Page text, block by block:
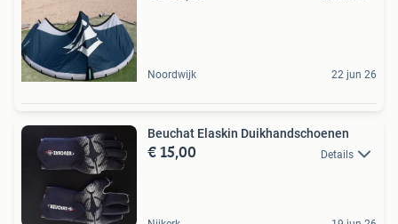
Noordwijk 22 jun 26
Beuchat Elaskin Duikhandschoenen
€ 15,00 Details